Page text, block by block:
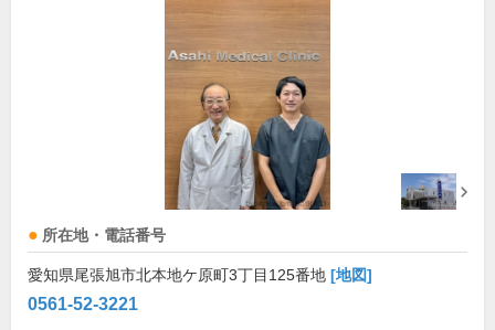
所在地・電話番号
愛知県尾張旭市北本地ケ原町3丁目125番地 [地図]
0561-52-3221